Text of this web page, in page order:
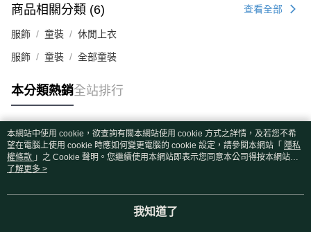
商品相關分類 (6) 查看全部
服飾 童裝 休閒上衣
服飾 童裝 全部童裝
本分類熱銷全站排行
熱門標籤
本網站中使用 cookie，欲查詢有關本網站使用 cookie 方式之詳情，及若您不希
望在電腦上使用 cookie 時應如何變更電腦的 cookie 設定，請參閱本網站「 隱私
權條款 」之 Cookie 聲明。您繼續使用本網站即表示您同意本公司得按本網站使
用條款之 Cookie 聲明使用 cookie。
了解更多 >
我知道了